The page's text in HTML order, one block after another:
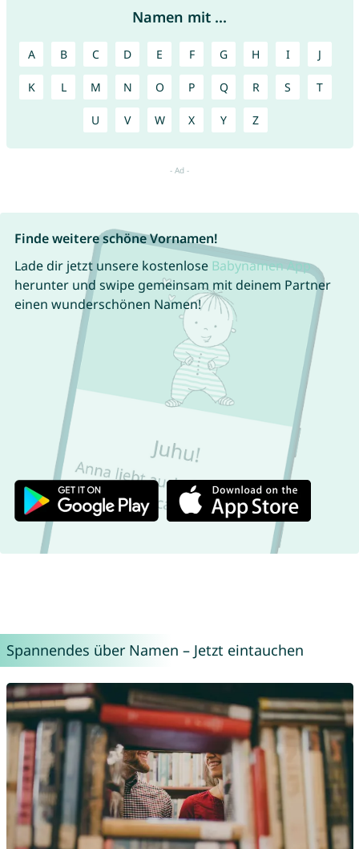
Namen mit ...
A B C D E F G H I J
K L M N O P Q R S T
U V W X Y Z
Finde weitere schöne Vornamen!
Lade dir jetzt unsere kostenlose Babynamen App
herunter und swipe gemeinsam mit deinem Partner
einen wunderschönen Namen!
Spannendes über Namen – Jetzt eintauchen